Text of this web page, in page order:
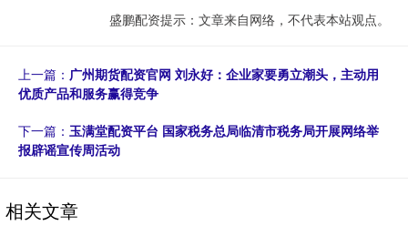
盛鹏配资提示：文章来自网络，不代表本站观点。
上一篇： 广州期货配资官网 刘永好：企业家要勇立潮头，主动用
优质产品和服务赢得竞争
下一篇： 玉满堂配资平台 国家税务总局临清市税务局开展网络举
报辟谣宣传周活动
相关文章